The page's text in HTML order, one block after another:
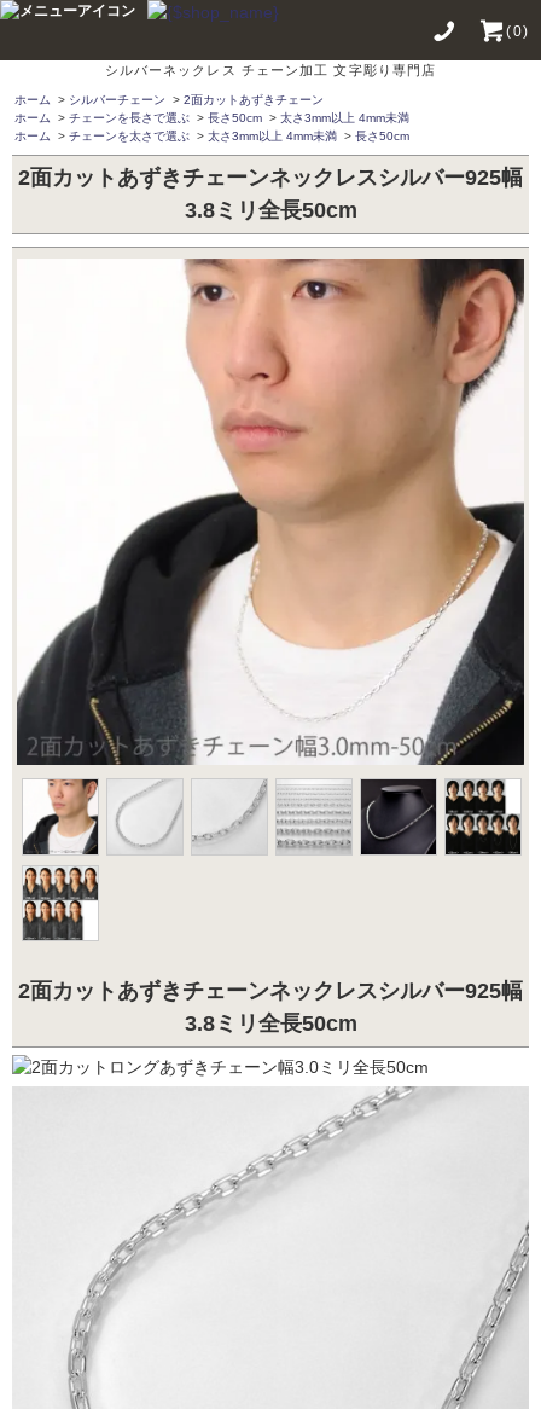
(0)
シルバーネックレス チェーン加工 文字彫り専門店
ホーム > シルバーチェーン > 2面カットあずきチェーン
ホーム
> チェーンを長さで選ぶ > 長さ50cm > 太さ3mm以上 4mm未満
ホーム
> チェーンを太さで選ぶ > 太さ3mm以上 4mm未満 > 長さ50cm
2面カットあずきチェーンネックレスシルバー925幅
3.8ミリ全長50cm
2面カットあずきチェーンネックレスシルバー925幅
3.8ミリ全長50cm